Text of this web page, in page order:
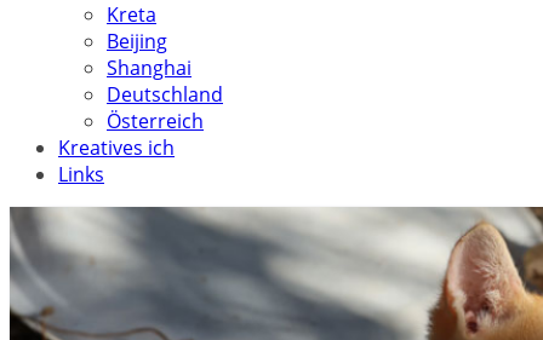
Kreta
Beijing
Shanghai
Deutschland
Österreich
Kreatives ich
Links